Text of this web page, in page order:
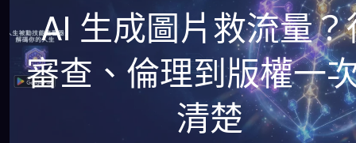
AI 生成圖片救流量？
審查、倫理到版權一
清楚